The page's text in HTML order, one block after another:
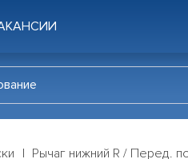
Рычаг нижний R / Перед.